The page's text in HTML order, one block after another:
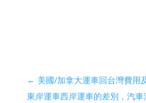
← 美國/加拿大運車回台灣費用
東岸運車西岸運車的差別，汽